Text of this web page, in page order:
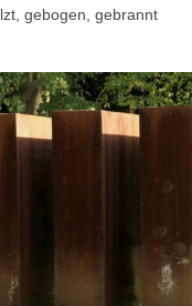
gebogen, gebrannt